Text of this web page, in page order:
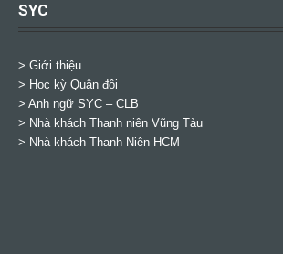
SYC
> Giới thiệu
> Học kỳ Quân đội
> Anh ngữ SYC – CLB
> Nhà khách Thanh niên Vũng Tàu
> Nhà khách Thanh Niên HCM